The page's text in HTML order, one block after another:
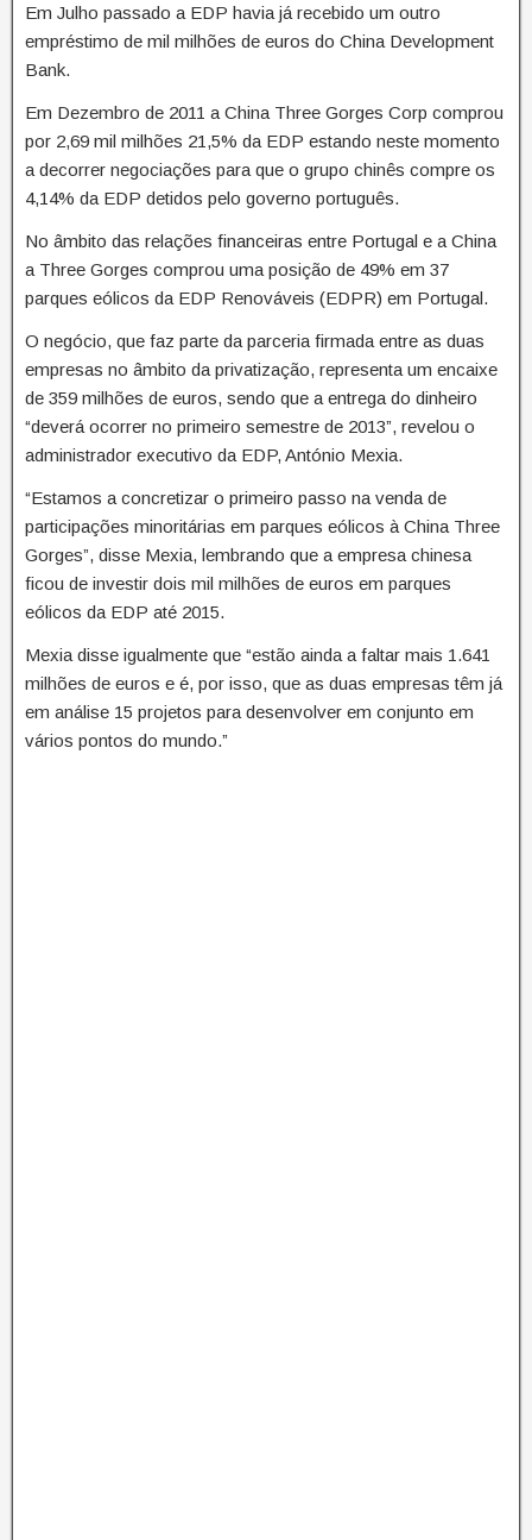
Em Julho passado a EDP havia já recebido um outro
empréstimo de mil milhões de euros do China Development
Bank.
Em Dezembro de 2011 a China Three Gorges Corp comprou
por 2,69 mil milhões 21,5% da EDP estando neste momento
a decorrer negociações para que o grupo chinês compre os
4,14% da EDP detidos pelo governo português.
No âmbito das relações financeiras entre Portugal e a China
a Three Gorges comprou uma posição de 49% em 37
parques eólicos da EDP Renováveis (EDPR) em Portugal.
O negócio, que faz parte da parceria firmada entre as duas
empresas no âmbito da privatização, representa um encaixe
de 359 milhões de euros, sendo que a entrega do dinheiro
“deverá ocorrer no primeiro semestre de 2013”, revelou o
administrador executivo da EDP, António Mexia.
“Estamos a concretizar o primeiro passo na venda de
participações minoritárias em parques eólicos à China Three
Gorges”, disse Mexia, lembrando que a empresa chinesa
ficou de investir dois mil milhões de euros em parques
eólicos da EDP até 2015.
Mexia disse igualmente que “estão ainda a faltar mais 1.641
milhões de euros e é, por isso, que as duas empresas têm já
em análise 15 projetos para desenvolver em conjunto em
vários pontos do mundo.”